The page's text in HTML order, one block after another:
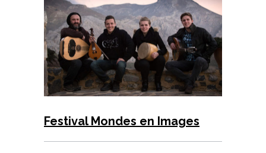
Festival Mondes en Images